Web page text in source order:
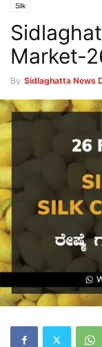
Silk
Market-
By Sidlaghatta News